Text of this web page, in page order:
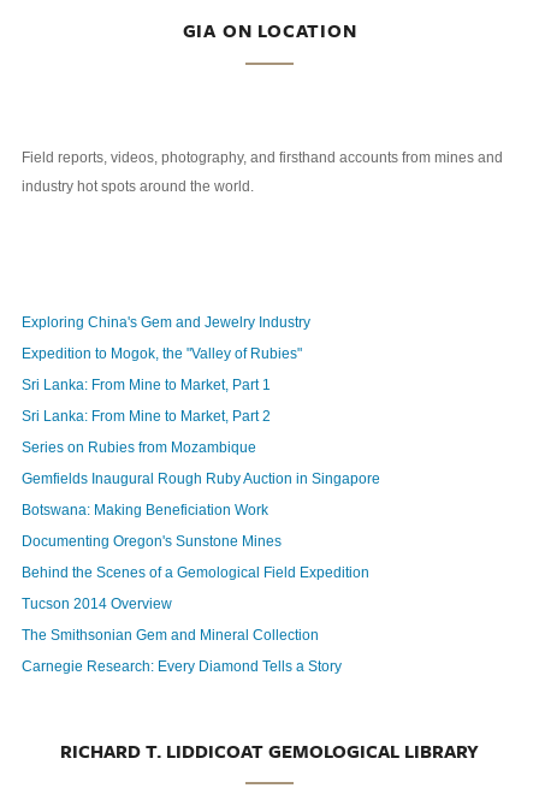
GIA ON LOCATION
Field reports, videos, photography, and firsthand accounts from mines and
industry hot spots around the world.
Exploring China's Gem and Jewelry Industry
Expedition to Mogok, the "Valley of Rubies"
Sri Lanka: From Mine to Market, Part 1
Sri Lanka: From Mine to Market, Part 2
Series on Rubies from Mozambique
Gemfields Inaugural Rough Ruby Auction in Singapore
Botswana: Making Beneficiation Work
Documenting Oregon's Sunstone Mines
Behind the Scenes of a Gemological Field Expedition
Tucson 2014 Overview
The Smithsonian Gem and Mineral Collection
Carnegie Research: Every Diamond Tells a Story
RICHARD T. LIDDICOAT GEMOLOGICAL LIBRARY